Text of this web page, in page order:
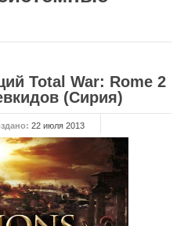
Total War: Rome 2
(Сирия)
22 июля 2013